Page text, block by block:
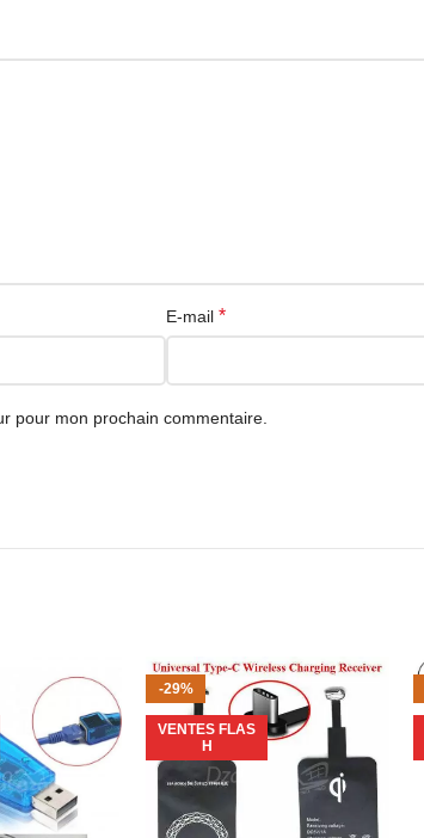
E-mail *
pour mon prochain commentaire.
-29%
VENTES FLAS
H